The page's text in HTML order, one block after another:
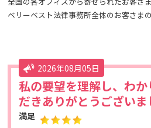
ベリーベスト法律事務所全体のお客さま
2026年08月05日
私の要望を理解し、わ
だきありがとうございま
満足